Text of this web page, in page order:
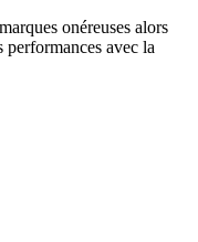
onéreuses alors
performances avec la